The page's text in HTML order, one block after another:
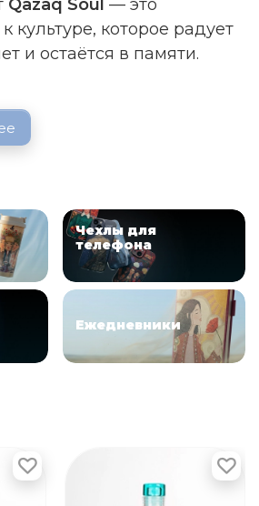
Qazaq Soul — это
культуре, которое радует
и остаётся в памяти.
ㅤㅤㅤㅤㅤㅤㅤㅤㅤㅤㅤЧехлы для ㅤㅤㅤㅤㅤㅤㅤㅤㅤㅤㅤ
телефона
Ежедневники